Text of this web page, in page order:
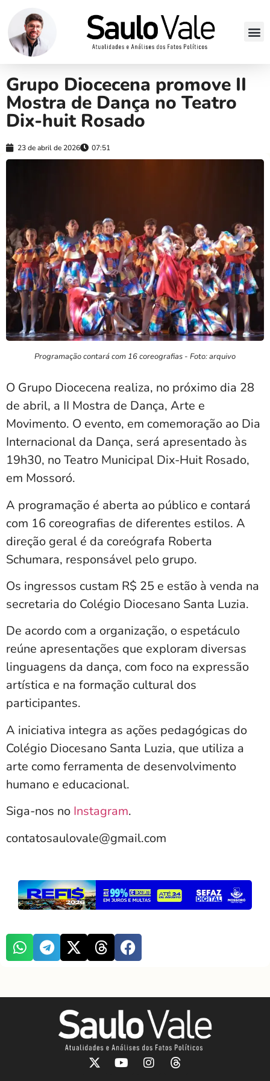
Grupo Diocecena promove II
Mostra de Dança no Teatro
Dix-huit Rosado
23 de abril de 2026 07:51
Programação contará com 16 coreografias - Foto: arquivo
O Grupo Diocecena realiza, no próximo dia 28
de abril, a II Mostra de Dança, Arte e
Movimento. O evento, em comemoração ao Dia
Internacional da Dança, será apresentado às
19h30, noTeatro Municipal Dix-Huit Rosado,
em Mossoró.
A programação é aberta ao público e contará
com 16 coreografias de diferentes estilos. A
direção geral é da coreógrafa Roberta
Schumara, responsável pelo grupo.
Os ingressos custam R$ 25 e estão à venda na
secretaria do Colégio Diocesano Santa Luzia.
De acordo com a organização, o espetáculo
reúne apresentações que exploram diversas
linguagens da dança, com foco na expressão
artística e na formação cultural dos
participantes.
A iniciativa integra as ações pedagógicas do
Colégio Diocesano Santa Luzia, que utiliza a
arte como ferramenta de desenvolvimento
humano e educacional.
Siga-nos no Instagram.
contatosaulovale@gmail.com